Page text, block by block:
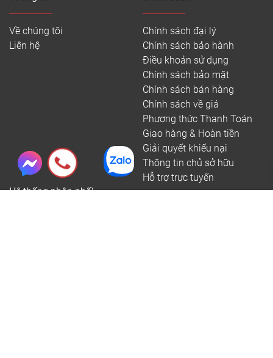
Về chúng tôi
Liên hệ
Chính sách đại lý
Chính sách bảo hành
Điều khoản sử dụng
Chính sách bảo mật
Chính sách bán hàng
Chính sách về giá
Phương thức Thanh Toán
Giao hàng & Hoàn tiền
Giải quyết khiếu nại
Thông tin chủ sở hữu
Hỗ trợ trực tuyến
Hệ thống phân phối